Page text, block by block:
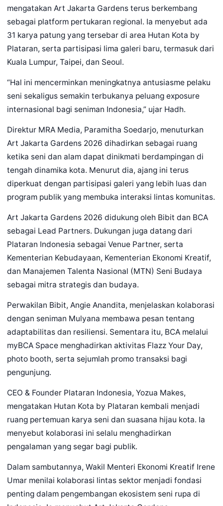
mengatakan Art Jakarta Gardens terus berkembang
sebagai platform pertukaran regional. Ia menyebut ada
31 karya patung yang tersebar di area Hutan Kota by
Plataran, serta partisipasi lima galeri baru, termasuk dari
Kuala Lumpur, Taipei, dan Seoul.
“Hal ini mencerminkan meningkatnya antusiasme pelaku
seni sekaligus semakin terbukanya peluang exposure
internasional bagi seniman Indonesia,” ujar Hadh.
Direktur MRA Media, Paramitha Soedarjo, menuturkan
Art Jakarta Gardens 2026 dihadirkan sebagai ruang
ketika seni dan alam dapat dinikmati berdampingan di
tengah dinamika kota. Menurut dia, ajang ini terus
diperkuat dengan partisipasi galeri yang lebih luas dan
program publik yang membuka interaksi lintas komunitas.
Art Jakarta Gardens 2026 didukung oleh Bibit dan BCA
sebagai Lead Partners. Dukungan juga datang dari
Plataran Indonesia sebagai Venue Partner, serta
Kementerian Kebudayaan, Kementerian Ekonomi Kreatif,
dan Manajemen Talenta Nasional (MTN) Seni Budaya
sebagai mitra strategis dan budaya.
Perwakilan Bibit, Angie Anandita, menjelaskan kolaborasi
dengan seniman Mulyana membawa pesan tentang
adaptabilitas dan resiliensi. Sementara itu, BCA melalui
myBCA Space menghadirkan aktivitas Flazz Your Day,
photo booth, serta sejumlah promo transaksi bagi
pengunjung.
CEO & Founder Plataran Indonesia, Yozua Makes,
mengatakan Hutan Kota by Plataran kembali menjadi
ruang pertemuan karya seni dan suasana hijau kota. Ia
menyebut kolaborasi ini selalu menghadirkan
pengalaman yang segar bagi publik.
Dalam sambutannya, Wakil Menteri Ekonomi Kreatif Irene
Umar menilai kolaborasi lintas sektor menjadi fondasi
penting dalam pengembangan ekosistem seni rupa di